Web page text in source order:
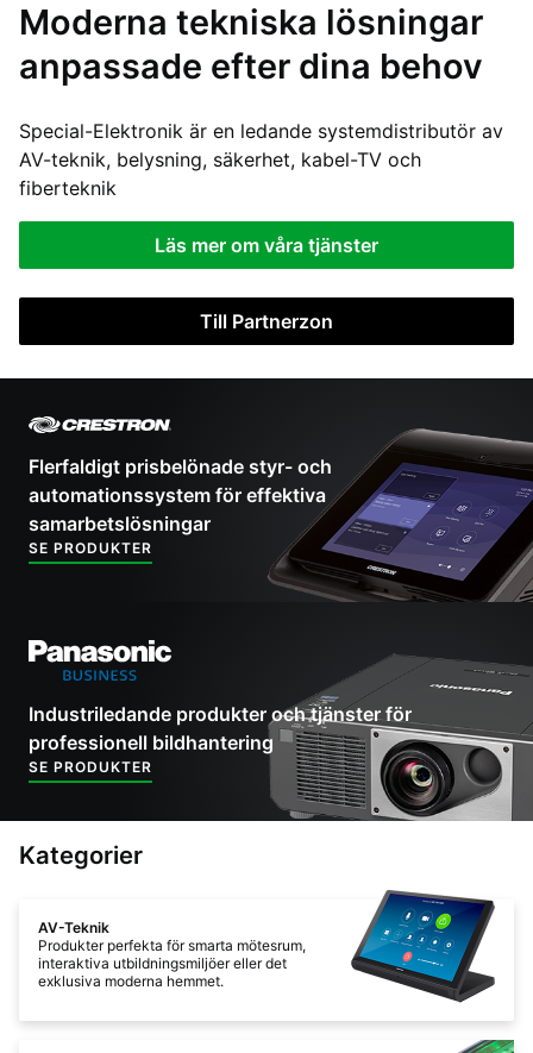
Moderna tekniska lösningar
anpassade efter dina behov
Special-Elektronik är en ledande systemdistributör av
AV-teknik, belysning, säkerhet, kabel-TV och
fiberteknik
Läs mer om våra tjänster
Till Partnerzon
Flerfaldigt prisbelönade styr- och
automationssystem för effektiva
samarbetslösningar
SE PRODUKTER
Industriledande produkter och tjänster för
professionell bildhantering
SE PRODUKTER
Kategorier
AV-Teknik
Produkter perfekta för smarta mötesrum,
interaktiva utbildningsmiljöer eller det
exklusiva moderna hemmet.